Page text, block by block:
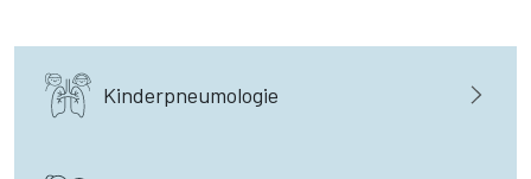
Kinderpneumologie